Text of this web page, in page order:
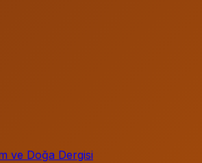
ve Doğa Dergisi